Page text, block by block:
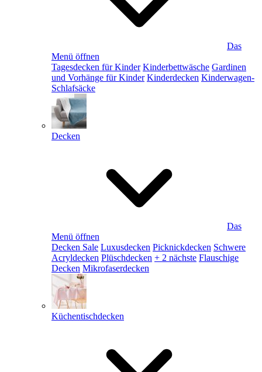
Das
Menü öffnen
Tagesdecken für Kinder Kinderbettwäsche Gardinen
und Vorhänge für Kinder Kinderdecken Kinderwagen-
Schlafsäcke
Decken
Das
Menü öffnen
Decken Sale Luxusdecken Picknickdecken Schwere
Acryldecken Plüschdecken + 2 nächste Flauschige
Decken Mikrofaserdecken
Küchentischdecken